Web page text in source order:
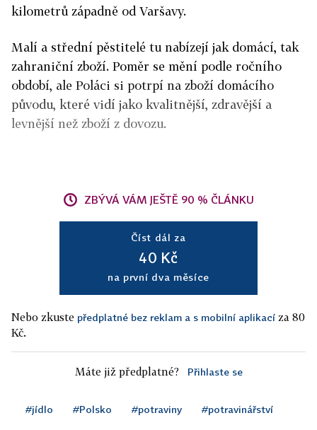
kilometrů západně od Varšavy.
Malí a střední pěstitelé tu nabízejí jak domácí, tak
zahraniční zboží. Poměr se mění podle ročního
období, ale Poláci si potrpí na zboží domácího
původu, které vidí jako kvalitnější, zdravější a
levnější než zboží z dovozu.
ZBÝVÁ VÁM JEŠTĚ 90 % ČLÁNKU
Číst dál za
40 Kč
na první dva měsíce
Nebo zkuste předplatné bez reklam a s mobilní aplikací za 80
Kč.
Máte již předplatné? Přihlaste se
#jídlo #Polsko #potraviny #potravinářství